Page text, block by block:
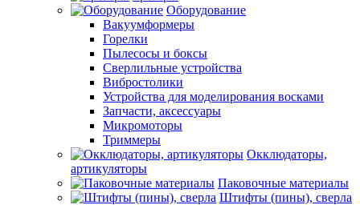
Оборудование
Вакуумформеры
Горелки
Пылесосы и боксы
Сверлильные устройства
Вибростолики
Устройства для моделирования восками
Запчасти, аксессуары
Микромоторы
Триммеры
Окклюдаторы,
артикуляторы
Паковочные материалы
Штифты (пины), сверла